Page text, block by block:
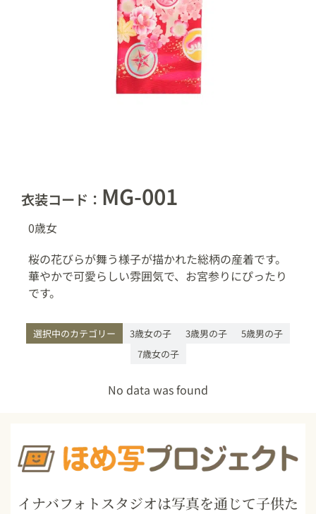
衣装コード： MG-001
0歳女
桜の花びらが舞う様子が描かれた総柄の産着です。
華やかで可愛らしい雰囲気で、お宮参りにぴったり
です。
選択中のカテゴリー 3歳女の子 3歳男の子
5歳男の子
7歳女の子
No data was found
イナバフォトスタジオは写真を通じて子供た